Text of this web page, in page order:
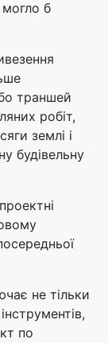
могло б
траншей
робіт,
землі і
будівельну
не тільки
по